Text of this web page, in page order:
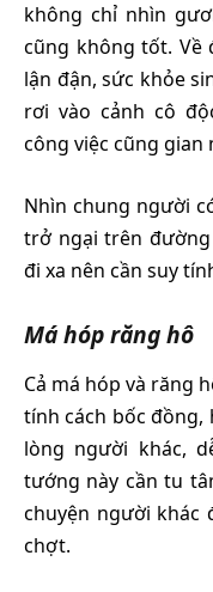
không chỉ nhìn
cũng không tốt. Về
lận đận, sức khỏe
rơi vào cảnh cô
công việc cũng gian
Nhìn chung người
trở ngại trên
đi xa nên cần suy
Má hóp răng hô
Cả má hóp và răng
tính cách bốc đồng,
lòng người khác,
tướng này cần tu
chuyện người khác
chợt.